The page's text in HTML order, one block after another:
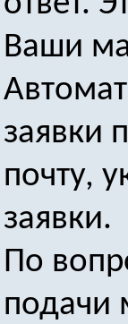
Ваши
заявки
почту,
заявки.
По
подачи